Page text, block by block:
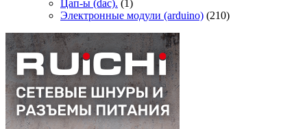
Цап-ы (dac). (1)
Электронные модули (arduino) (210)